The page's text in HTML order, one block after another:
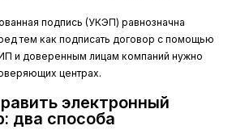
подпись (УКЭП) равнозначна
тем как подписать договор с помощью
и доверенным лицам компаний нужно
центрах.
электронный
два способа